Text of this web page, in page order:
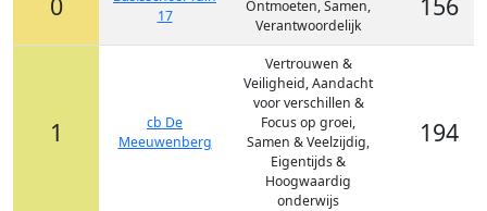
17
Ontmoeten, Samen,
Verantwoordelijk
1
cb De
Meeuwenberg
Vertrouwen &
Veiligheid, Aandacht
voor verschillen &
Focus op groei,
Samen & Veelzijdig,
Eigentijds &
Hoogwaardig
onderwijs
194